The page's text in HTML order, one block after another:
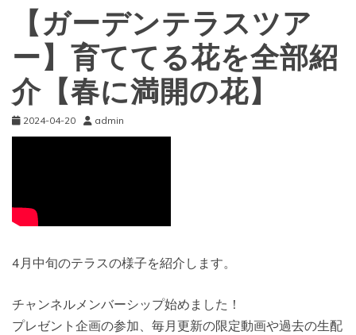
【ガーデンテラスツア
ー】育ててる花を全部紹
介【春に満開の花】
2024-04-20 admin
4月中旬のテラスの様子を紹介します。
チャンネルメンバーシップ始めました！
プレゼント企画の参加、毎月更新の限定動画や過去の生配